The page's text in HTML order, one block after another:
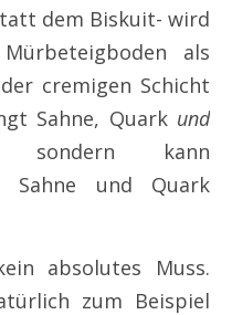
dem Biskuit- wird
als
cremigen Schicht
Sahne, Quark und
sondern kann
Sahne und Quark
absolutes Muss.
zum Beispiel